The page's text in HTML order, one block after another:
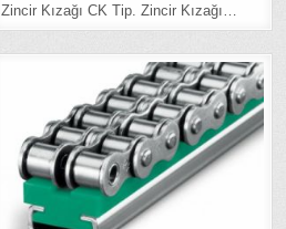
Zincir Kızağı CK Tip. Zincir Kızağı…